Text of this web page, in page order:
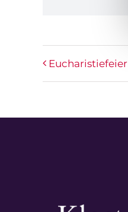
Eucharistiefeier